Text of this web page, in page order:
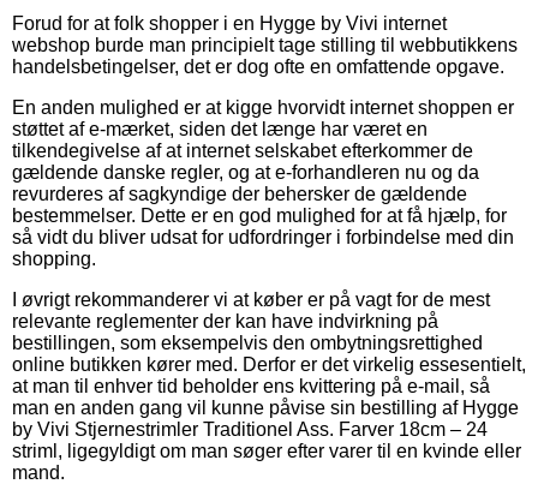
Forud for at folk shopper i en Hygge by Vivi internet
webshop burde man principielt tage stilling til webbutikkens
handelsbetingelser, det er dog ofte en omfattende opgave.
En anden mulighed er at kigge hvorvidt internet shoppen er
støttet af e-mærket, siden det længe har været en
tilkendegivelse af at internet selskabet efterkommer de
gældende danske regler, og at e-forhandleren nu og da
revurderes af sagkyndige der behersker de gældende
bestemmelser. Dette er en god mulighed for at få hjælp, for
så vidt du bliver udsat for udfordringer i forbindelse med din
shopping.
I øvrigt rekommanderer vi at køber er på vagt for de mest
relevante reglementer der kan have indvirkning på
bestillingen, som eksempelvis den ombytningsrettighed
online butikken kører med. Derfor er det virkelig essesentielt,
at man til enhver tid beholder ens kvittering på e-mail, så
man en anden gang vil kunne påvise sin bestilling af Hygge
by Vivi Stjernestrimler Traditionel Ass. Farver 18cm – 24
striml, ligegyldigt om man søger efter varer til en kvinde eller
mand.